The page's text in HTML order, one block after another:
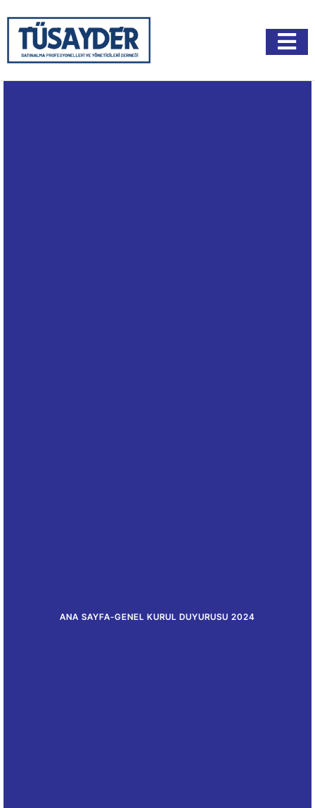
ANA SAYFA-GENEL KURUL DUYURUSU 2024